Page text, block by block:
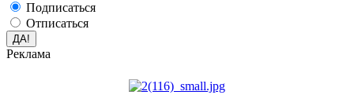
Подписаться
Отписаться
Реклама